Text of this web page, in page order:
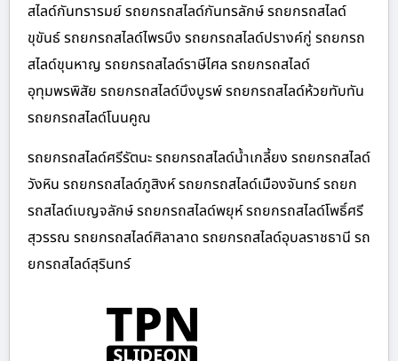
สไลด์กันทรารมย์ รถยกรถสไลด์กันทรลักษ์ รถยกรถสไลด์
ขุขันธ์ รถยกรถสไลด์ไพรบึง รถยกรถสไลด์ปรางค์กู่ รถยกรถ
สไลด์ขุนหาญ รถยกรถสไลด์ราษีไศล รถยกรถสไลด์
อุทุมพรพิสัย รถยกรถสไลด์บึงบูรพ์ รถยกรถสไลด์ห้วยทับทัน
รถยกรถสไลด์โนนคูณ
รถยกรถสไลด์ศรีรัตนะ รถยกรถสไลด์น้ำเกลี้ยง รถยกรถสไลด์
วังหิน รถยกรถสไลด์ภูสิงห์ รถยกรถสไลด์เมืองจันทร์ รถยก
รถสไลด์เบญจลักษ์ รถยกรถสไลด์พยุห์ รถยกรถสไลด์โพธิ์ศรี
สุวรรณ รถยกรถสไลด์ศิลาลาด รถยกรถสไลด์อุบลราชธานี รถ
ยกรถสไลด์สุรินทร์